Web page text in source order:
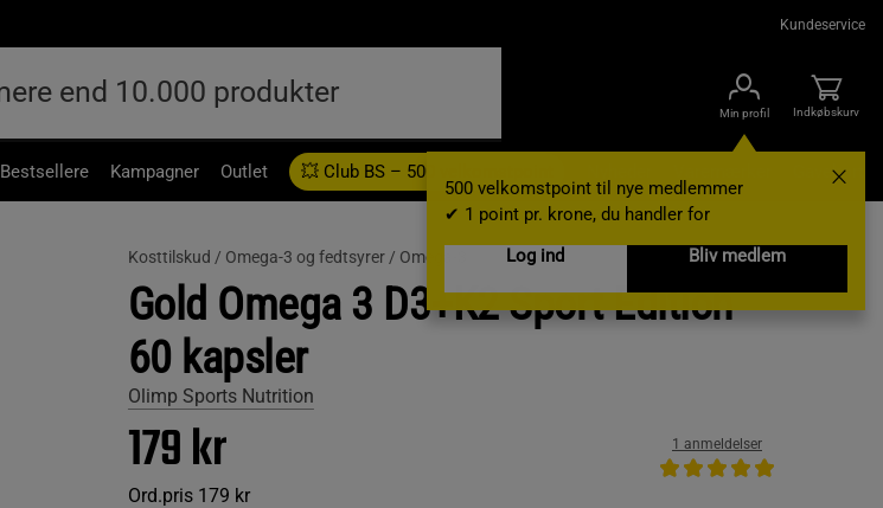
Kundeservice
Min profil
500 velkomstpoint til nye medlemmer
✔ 1 point pr. krone, du handler for
Log ind
Bliv medlem
Indkøbskurv
Bestsellere Kampagner Outlet 💥 Club BS – 500 velkomstpoint Gavekort
Kosttilskud / Omega-3 og fedtsyrer / Omega-3
Gold Omega 3 D3+K2 Sport Edition
60 kapsler
Olimp Sports Nutrition
179 kr
Ord.pris 179 kr
1 anmeldelser